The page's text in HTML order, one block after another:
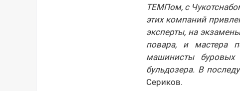
ТЕМПом, с
этих компаний
эксперты, на
повара, и мастера
машинисты буровых
бульдозера. В
Сериков.